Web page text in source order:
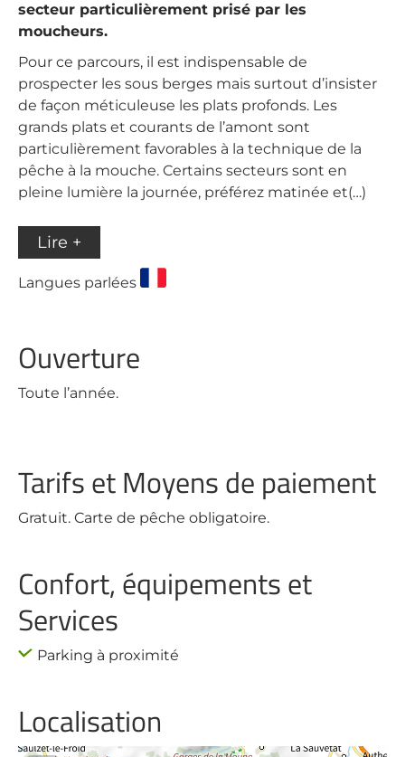
secteur particulièrement prisé par les
moucheurs.
Pour ce parcours, il est indispensable de
prospecter les sous berges mais surtout d’insister
de façon méticuleuse les plats profonds. Les
grands plats et courants de l’amont sont
particulièrement favorables à la technique de la
pêche à la mouche. Certains secteurs sont en
pleine lumière la journée, préférez matinée et(…)
Lire +
Langues parlées
Ouverture
Toute l’année.
Tarifs et Moyens de paiement
Gratuit. Carte de pêche obligatoire.
Confort, équipements et
Services
Parking à proximité
Localisation